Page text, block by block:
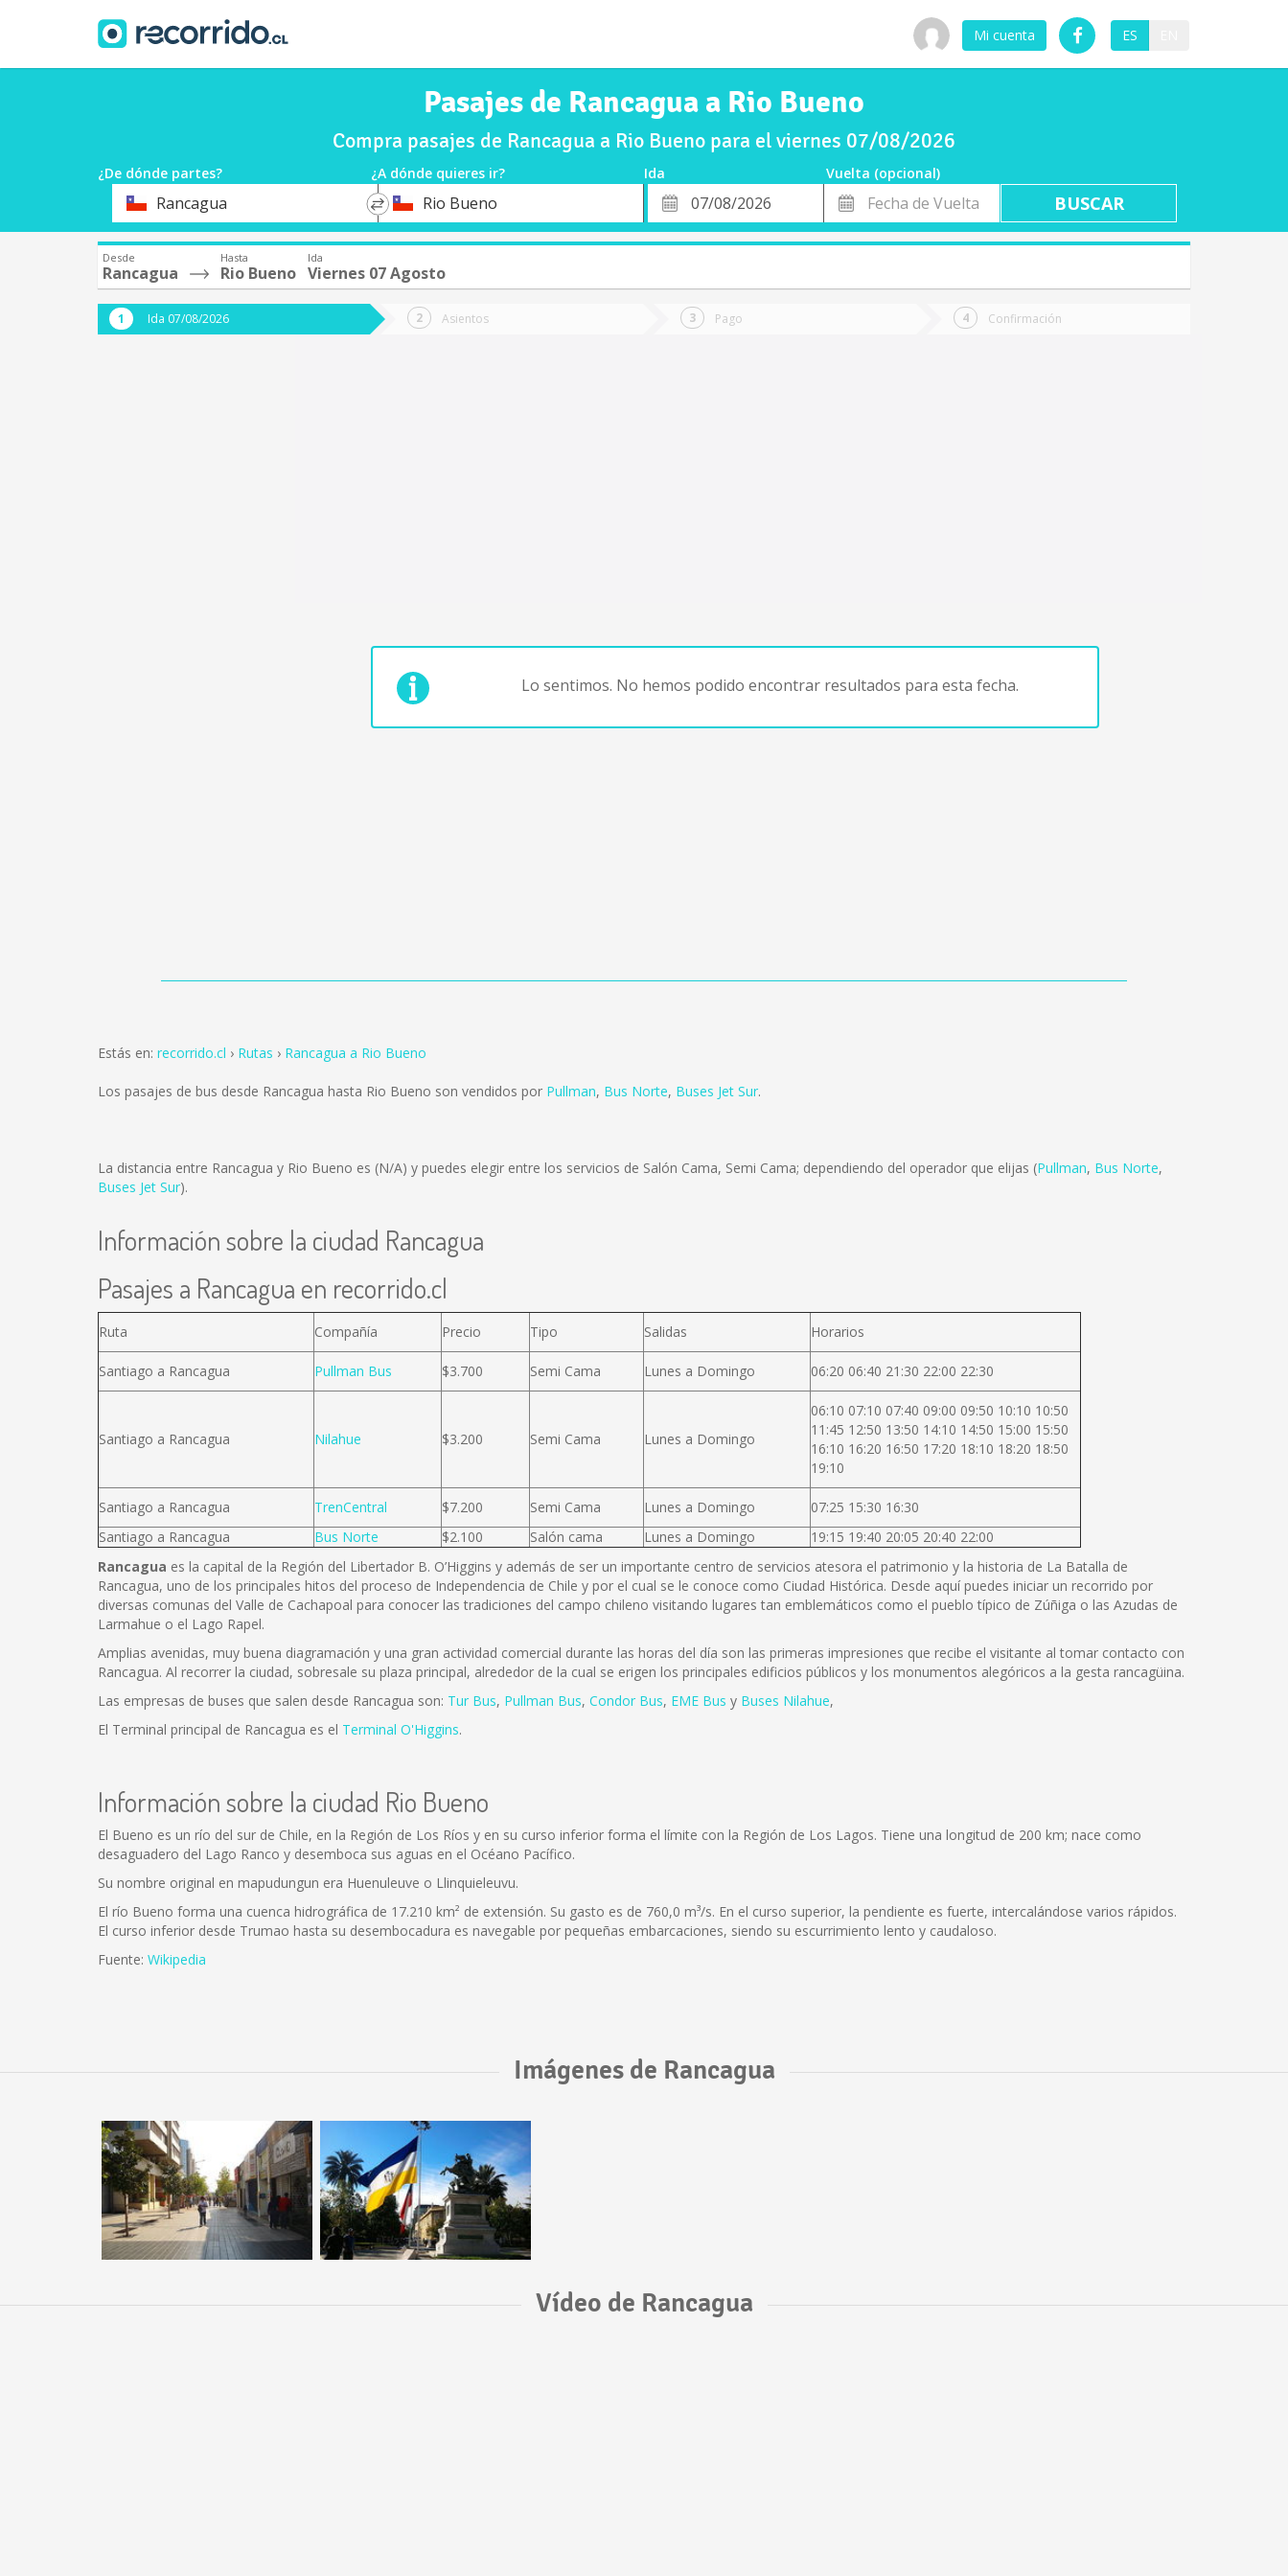
Mi cuenta ES
Pasajes de Rancagua a Rio Bueno
Compra pasajes de Rancagua a Rio Bueno para el viernes 07/08/2026
¿De dónde partes? ¿A dónde quieres ir? Ida
Vuelta (opcional)
OrigenRancagua
*
DestinoRio Bueno
Fecha
de
Fecha
de
Vuelta
Desde
Rancagua
Hasta
Rio Bueno
Ida
Viernes 07 Agosto
Ida 07/08/2026 Asientos Pago Confirmación
Lo sentimos. No hemos podido encontrar resultados para esta fecha.
Estás en: recorrido.cl Rutas Rancagua a Rio Bueno
Los pasajes de bus desde Rancagua hasta Rio Bueno son vendidos por Pullman, Bus Norte, Buses Jet Sur.
La distancia entre Rancagua y Rio Bueno es (N/A) y puedes elegir entre los servicios de Salón Cama, Semi Cama; dependiendo del operador que elijas (Pullman, Bus Norte,
Buses Jet Sur).
Información sobre la ciudad Rancagua
Pasajes a Rancagua en recorrido.cl
Ruta Compañía Precio Tipo Salidas Horarios
Santiago a Rancagua Pullman Bus $3.700 Semi Cama Lunes a Domingo 06:20 06:40 21:30 22:00 22:30
Santiago a Rancagua Nilahue $3.200 Semi Cama Lunes a Domingo
06:10 07:10 07:40 09:00 09:50 10:10 10:50
11:45 12:50 13:50 14:10 14:50 15:00 15:50
16:10 16:20 16:50 17:20 18:10 18:20 18:50
19:10
Santiago a Rancagua TrenCentral $7.200 Semi Cama Lunes a Domingo
07:25 15:30 16:30
Santiago a Rancagua
Bus Norte $2.100 Salón cama Lunes a Domingo
19:15 19:40 20:05 20:40 22:00
Rancagua es la capital de la Región del Libertador B. O’Higgins y además de ser un importante centro de servicios atesora el patrimonio y la historia de La Batalla de
Rancagua, uno de los principales hitos del proceso de Independencia de Chile y por el cual se le conoce como Ciudad Histórica. Desde aquí puedes iniciar un recorrido por
diversas comunas del Valle de Cachapoal para conocer las tradiciones del campo chileno visitando lugares tan emblemáticos como el pueblo típico de Zúñiga o las Azudas de
Larmahue o el Lago Rapel.
Amplias avenidas, muy buena diagramación y una gran actividad comercial durante las horas del día son las primeras impresiones que recibe el visitante al tomar contacto con
Rancagua. Al recorrer la ciudad, sobresale su plaza principal, alrededor de la cual se erigen los principales edificios públicos y los monumentos alegóricos a la gesta rancagüina.
Las empresas de buses que salen desde Rancagua son: Tur Bus, Pullman Bus, Condor Bus, EME Bus y Buses Nilahue,
El Terminal principal de Rancagua es el Terminal O'Higgins.
Información sobre la ciudad Rio Bueno
El Bueno es un río del sur de Chile, en la Región de Los Ríos y en su curso inferior forma el límite con la Región de Los Lagos. Tiene una longitud de 200 km; nace como
desaguadero del Lago Ranco y desemboca sus aguas en el Océano Pacífico.
Su nombre original en mapudungun era Huenuleuve o Llinquieleuvu.
El río Bueno forma una cuenca hidrográfica de 17.210 km² de extensión. Su gasto es de 760,0 m³/s. En el curso superior, la pendiente es fuerte, intercalándose varios rápidos.
El curso inferior desde Trumao hasta su desembocadura es navegable por pequeñas embarcaciones, siendo su escurrimiento lento y caudaloso.
Fuente: Wikipedia
Imágenes de Rancagua
Vídeo de Rancagua